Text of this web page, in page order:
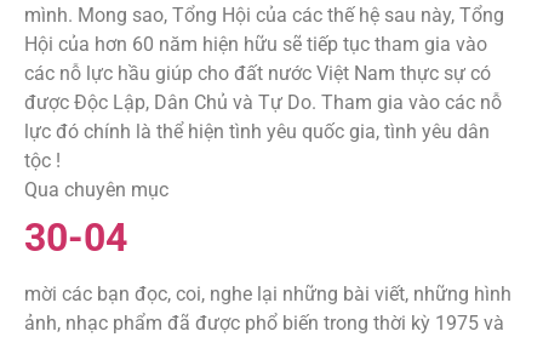
mình. Mong sao, Tổng Hội của các thế hệ sau này, Tổng
Hội của hơn 60 năm hiện hữu sẽ tiếp tục tham gia vào
các nỗ lực hầu giúp cho đất nước Việt Nam thực sự có
được Độc Lập, Dân Chủ và Tự Do. Tham gia vào các nỗ
lực đó chính là thể hiện tình yêu quốc gia, tình yêu dân
tộc !
Qua chuyên mục
30-04
mời các bạn đọc, coi, nghe lại những bài viết, những hình
ảnh, nhạc phẩm đã được phổ biến trong thời kỳ 1975 và